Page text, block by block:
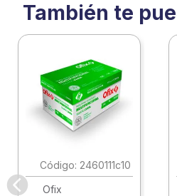
También te
: 2460111c10
Ofix